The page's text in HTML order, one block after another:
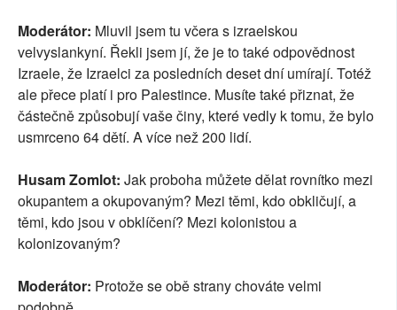
Moderátor: Mluvil jsem tu včera s izraelskou
velvyslankyní. Řekli jsem jí, že je to také odpovědnost
Izraele, že Izraelci za posledních deset dní umírají. Totéž
ale přece platí i pro Palestince. Musíte také přiznat, že
částečně způsobují vaše činy, které vedly k tomu, že bylo
usmrceno 64 dětí. A více než 200 lidí.
Husam Zomlot: Jak proboha můžete dělat rovnítko mezi
okupantem a okupovaným? Mezi těmi, kdo obkličují, a
těmi, kdo jsou v obklíčení? Mezi kolonistou a
kolonizovaným?
Moderátor: Protože se obě strany chováte velmi